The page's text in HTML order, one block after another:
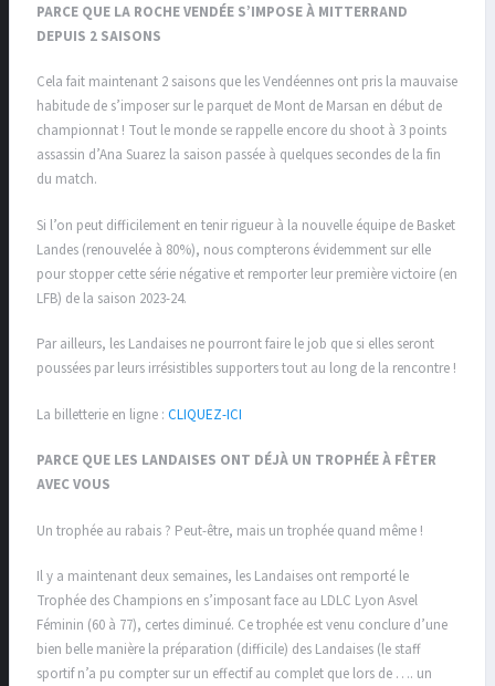
PARCE QUE LA ROCHE VENDÉE S’IMPOSE À MITTERRAND
DEPUIS 2 SAISONS
Cela fait maintenant 2 saisons que les Vendéennes ont pris la mauvaise
habitude de s’imposer sur le parquet de Mont de Marsan en début de
championnat ! Tout le monde se rappelle encore du shoot à 3 points
assassin d’Ana Suarez la saison passée à quelques secondes de la fin
du match.
Si l’on peut difficilement en tenir rigueur à la nouvelle équipe de Basket
Landes (renouvelée à 80%), nous compterons évidemment sur elle
pour stopper cette série négative et remporter leur première victoire (en
LFB) de la saison 2023-24.
Par ailleurs, les Landaises ne pourront faire le job que si elles seront
poussées par leurs irrésistibles supporters tout au long de la rencontre !
La billetterie en ligne : CLIQUEZ-ICI
PARCE QUE LES LANDAISES ONT DÉJÀ UN TROPHÉE À FÊTER
AVEC VOUS
Un trophée au rabais ? Peut-être, mais un trophée quand même !
Il y a maintenant deux semaines, les Landaises ont remporté le
Trophée des Champions en s’imposant face au LDLC Lyon Asvel
Féminin (60 à 77), certes diminué. Ce trophée est venu conclure d’une
bien belle manière la préparation (difficile) des Landaises (le staff
sportif n’a pu compter sur un effectif au complet que lors de …. un